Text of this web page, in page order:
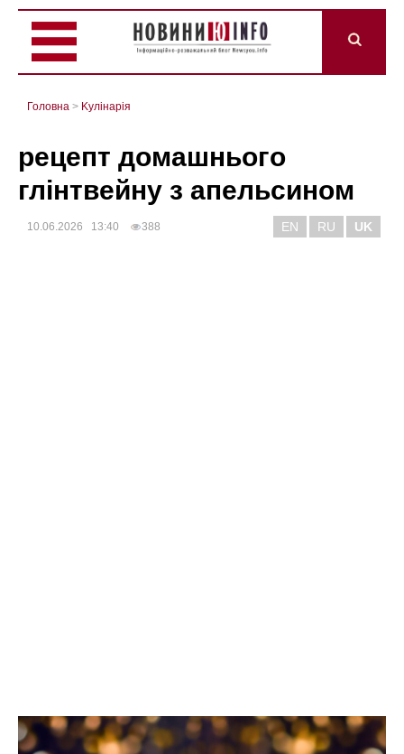
Головна > Kулінарія
рецепт домашнього
глінтвейну з апельсином
10.06.2026 13:40 388 EN RU UK